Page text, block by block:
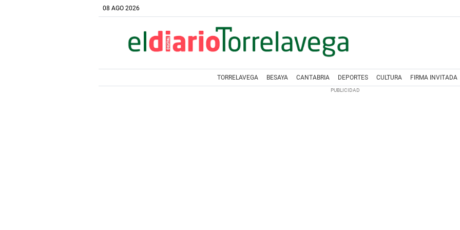
08 AGO 2026
TORRELAVEGA BESAYA CANTABRIA DEPORTES CULTURA FIRMA INVITADA